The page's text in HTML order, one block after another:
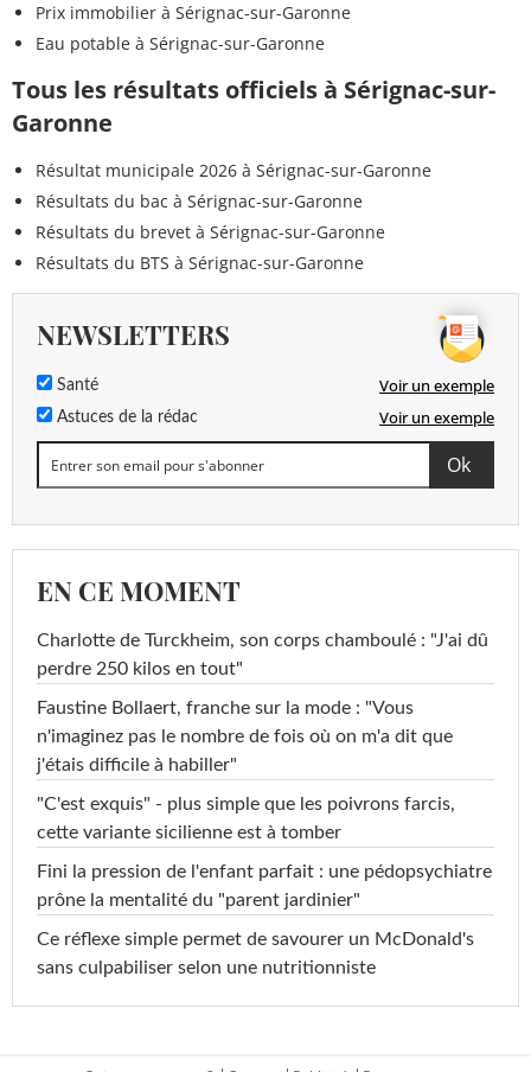
Prix immobilier à Sérignac-sur-Garonne
Eau potable à Sérignac-sur-Garonne
Tous les résultats officiels à Sérignac-sur-
Garonne
Résultat municipale 2026 à Sérignac-sur-Garonne
Résultats du bac à Sérignac-sur-Garonne
Résultats du brevet à Sérignac-sur-Garonne
Résultats du BTS à Sérignac-sur-Garonne
NEWSLETTERS
Santé Voir un exemple
Astuces de la rédac Voir un exemple
EN CE MOMENT
Charlotte de Turckheim, son corps chamboulé : "J'ai dû
perdre 250 kilos en tout"
Faustine Bollaert, franche sur la mode : "Vous
n'imaginez pas le nombre de fois où on m'a dit que
j'étais difficile à habiller"
"C'est exquis" - plus simple que les poivrons farcis,
cette variante sicilienne est à tomber
Fini la pression de l'enfant parfait : une pédopsychiatre
prône la mentalité du "parent jardinier"
Ce réflexe simple permet de savourer un McDonald's
sans culpabiliser selon une nutritionniste